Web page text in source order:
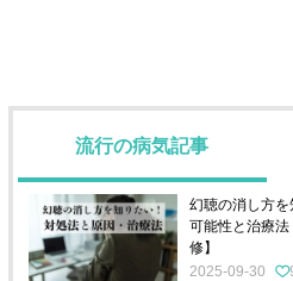
流行の病気記事
幻聴の消し方
可能性と治療
修】
2025-09-30